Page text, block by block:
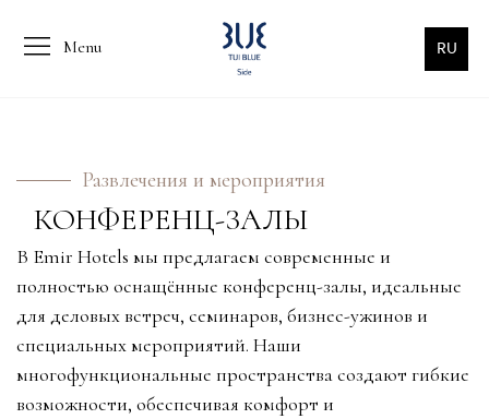
Menu RU
Развлечения и мероприятия
КОНФЕРЕНЦ-ЗАЛЫ
В Emir Hotels мы предлагаем современные и
полностью оснащённые конференц-залы, идеальные
для деловых встреч, семинаров, бизнес-ужинов и
специальных мероприятий. Наши
многофункциональные пространства создают гибкие
возможности, обеспечивая комфорт и